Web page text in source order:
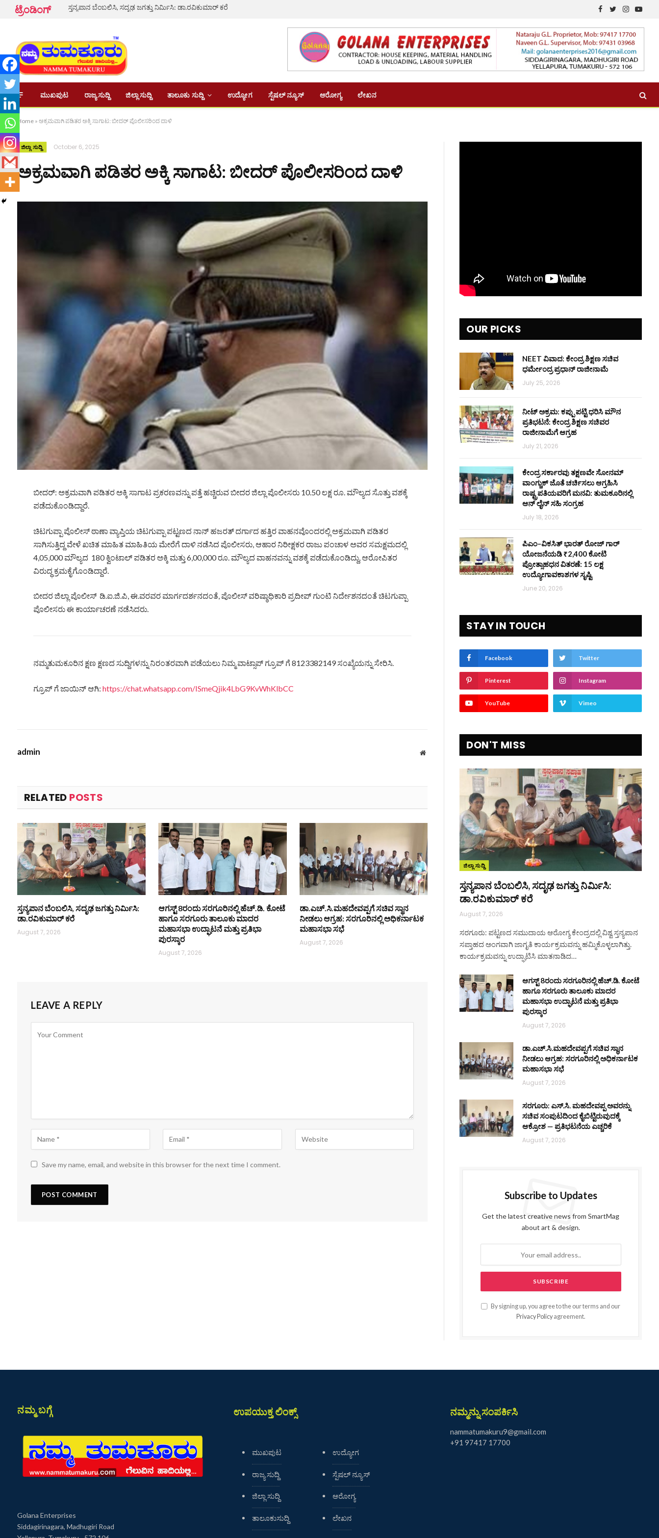
ಟ್ರೆಂಡಿಂಗ್ ಸ್ತನ್ಯಪಾನ ಬೆಂಬಲಿಸಿ, ಸದೃಢ ಜಗತ್ತು ನಿರ್ಮಿಸಿ: ಡಾ.ರವಿಕುಮಾರ್ ಕರೆ
Facebook
TwitterInstagram
ಮುಖಪುಟ ರಾಜ್ಯ ಸುದ್ದಿ ಜಿಲ್ಲಾ ಸುದ್ದಿ ತಾಲೂಕು ಸುದ್ದಿ ಉದ್ಯೋಗ ಸ್ಪೆಷಲ್ ನ್ಯೂಸ್ ಆರೋಗ್ಯ ಲೇಖನ
Home » ಅಕ್ರಮವಾಗಿ ಪಡಿತರ ಅಕ್ಕಿ ಸಾಗಾಟ: ಬೀದರ್ ಪೊಲೀಸರಿಂದ ದಾಳಿ
ಜಿಲ್ಲಾ ಸುದ್ದಿ October 6, 2025
ಅಕ್ರಮವಾಗಿ ಪಡಿತರ ಅಕ್ಕಿ ಸಾಗಾಟ: ಬೀದರ್ ಪೊಲೀಸರಿಂದ ದಾಳಿ
ಬೀದರ್: ಅಕ್ರಮವಾಗಿ ಪಡಿತರ ಅಕ್ಕಿ ಸಾಗಾಟ ಪ್ರಕರಣವನ್ನು ಪತ್ತೆ ಹಚ್ಚಿರುವ ಬೀದರ ಜಿಲ್ಲಾ ಪೊಲೀಸರು 10.50 ಲಕ್ಷ ರೂ. ಮೌಲ್ಯದ ಸೊತ್ತು ವಶಕ್ಕೆ
ಪಡೆದುಕೊಂಡಿದ್ದಾರೆ.
ಚಿಟಗುಪ್ಪಾ ಪೊಲೀಸ್ ಠಾಣಾ ವ್ಯಾಪ್ತಿಯ ಚಿಟಗುಪ್ಪಾ ಪಟ್ಟಣದ ನಾನ್ ಹಜರತ್ ದರ್ಗಾದ ಹತ್ತಿರ ವಾಹನವೊಂದರಲ್ಲಿ ಅಕ್ರಮವಾಗಿ ಪಡಿತರ
ಸಾಗಿಸುತ್ತಿದ್ದ ವೇಳೆ ಖಚಿತ ಮಾಹಿತ ಮಾಹಿತಿಯ ಮೇರೆಗೆ ದಾಳಿ ನಡೆಸಿದ ಪೊಲೀಸರು, ಆಹಾರ ನಿರೀಕ್ಷಕರ ರಾಜು ಪಂಚಾಳ ಅವರ ಸಮಕ್ಷಮದಲ್ಲಿ
4,05,000 ಮೌಲ್ಯದ 180 ಕ್ವಿಂಟಾಲ್ ಪಡಿತರ ಅಕ್ಕಿ ಮತ್ತು 6,00,000 ರೂ. ಮೌಲ್ಯದ ವಾಹನವನ್ನು ವಶಕ್ಕೆ ಪಡೆದುಕೊಂಡಿದ್ದು, ಆರೋಪಿತರ
ವಿರುದ್ಧ ಕ್ರಮಕೈಗೊಂಡಿದ್ದಾರೆ.
ಬೀದರ ಜಿಲ್ಲಾ ಪೊಲೀಸ್ ಡಿ.ಐ.ಜಿ.ಪಿ, ಈ.ವರವರ ಮಾರ್ಗದರ್ಶನದಂತೆ, ಪೊಲೀಸ್ ವರಿಷ್ಠಾಧಿಕಾರಿ ಪ್ರದೀಪ್ ಗುಂಟಿ ನಿರ್ದೇಶನದಂತೆ ಚಿಟಗುಪ್ಪಾ
ಪೊಲೀಸರು ಈ ಕಾರ್ಯಾಚರಣೆ ನಡೆಸಿದರು.
ನಮ್ಮತುಮಕೂರಿನ ಕ್ಷಣ ಕ್ಷಣದ ಸುದ್ದಿಗಳನ್ನು ನಿರಂತರವಾಗಿ ಪಡೆಯಲು ನಿಮ್ಮ ವಾಟ್ಸಾಪ್ ಗ್ರೂಪ್ ಗೆ 8123382149 ಸಂಖ್ಯೆಯನ್ನು ಸೇರಿಸಿ.
ಗ್ರೂಪ್ ಗೆ ಜಾಯಿನ್ ಆಗಿ: https://chat.whatsapp.com/ISmeQjik4LbG9KvWhKlbCC
admin Website
RELATED POSTS
ಸ್ತನ್ಯಪಾನ ಬೆಂಬಲಿಸಿ, ಸದೃಢ ಜಗತ್ತು ನಿರ್ಮಿಸಿ:
ಡಾ.ರವಿಕುಮಾರ್ ಕರೆ
August 7, 2026
ಆಗಸ್ಟ್ 8ರಂದು ಸರಗೂರಿನಲ್ಲಿ ಹೆಚ್.ಡಿ. ಕೋಟೆ
ಹಾಗೂ ಸರಗೂರು ತಾಲೂಕು ಮಾದರ
ಮಹಾಸಭಾ ಉದ್ಘಾಟನೆ ಮತ್ತು ಪ್ರತಿಭಾ
ಪುರಸ್ಕಾರ
August 7, 2026
ಡಾ.ಎಚ್.ಸಿ.ಮಹದೇವಪ್ಪಗೆ ಸಚಿವ ಸ್ಥಾನ
ನೀಡಲು ಆಗ್ರಹ: ಸರಗೂರಿನಲ್ಲಿ ಅಧಿಕರ್ನಾಟಕ
ಮಹಾಸಭಾ ಸಭೆ
August 7, 2026
LEAVE A REPLY
Save my name, email, and website in this browser for the next time I comment.
OUR PICKS
NEET ವಿವಾದ: ಕೇಂದ್ರ ಶಿಕ್ಷಣ ಸಚಿವ
ಧರ್ಮೇಂದ್ರ ಪ್ರಧಾನ್ ರಾಜೀನಾಮೆ
July 25, 2026
ನೀಟ್ ಅಕ್ರಮ: ಕಪ್ಪು ಪಟ್ಟಿ ಧರಿಸಿ ಮೌನ
ಪ್ರತಿಭಟನೆ: ಕೇಂದ್ರ ಶಿಕ್ಷಣ ಸಚಿವರ
ರಾಜೀನಾಮೆಗೆ ಆಗ್ರಹ
July 21, 2026
ಕೇಂದ್ರ ಸರ್ಕಾರವು ತಕ್ಷಣವೇ ಸೋನಮ್
ವಾಂಗ್ಚುಕ್ ಜೊತೆ ಚರ್ಚಿಸಲು ಆಗ್ರಹಿಸಿ
ರಾಷ್ಟ್ರಪತಿಯವರಿಗೆ ಮನವಿ: ತುಮಕೂರಿನಲ್ಲಿ
ಆನ್‌ ಲೈನ್ ಸಹಿ ಸಂಗ್ರಹ
July 18, 2026
ಪಿಎಂ–ವಿಕಸಿತ್ ಭಾರತ್ ರೋಜ್‌ ಗಾರ್
ಯೋಜನೆಯಡಿ ₹2,400 ಕೋಟಿ
ಪ್ರೋತ್ಸಾಹಧನ ವಿತರಣೆ: 15 ಲಕ್ಷ
ಉದ್ಯೋಗಾವಕಾಶಗಳ ಸೃಷ್ಟಿ
June 20, 2026
STAY IN TOUCH
Facebook Twitter
Pinterest Instagram
YouTube Vimeo
DON'T MISS
ಜಿಲ್ಲಾ ಸುದ್ದಿ
ಸ್ತನ್ಯಪಾನ ಬೆಂಬಲಿಸಿ, ಸದೃಢ ಜಗತ್ತು ನಿರ್ಮಿಸಿ:
ಡಾ.ರವಿಕುಮಾರ್ ಕರೆ
August 7, 2026
ಸರಗೂರು: ಪಟ್ಟಣದ ಸಮುದಾಯ ಆರೋಗ್ಯ ಕೇಂದ್ರದಲ್ಲಿ ವಿಶ್ವ ಸ್ತನ್ಯಪಾನ
ಸಪ್ತಾಹದ ಅಂಗವಾಗಿ ಜಾಗೃತಿ ಕಾರ್ಯಕ್ರಮವನ್ನು ಹಮ್ಮಿಕೊಳ್ಳಲಾಗಿತ್ತು.
ಕಾರ್ಯಕ್ರಮವನ್ನು ಉದ್ಘಾಟಿಸಿ ಮಾತನಾಡಿದ…
ಆಗಸ್ಟ್ 8ರಂದು ಸರಗೂರಿನಲ್ಲಿ ಹೆಚ್.ಡಿ. ಕೋಟೆ
ಹಾಗೂ ಸರಗೂರು ತಾಲೂಕು ಮಾದರ
ಮಹಾಸಭಾ ಉದ್ಘಾಟನೆ ಮತ್ತು ಪ್ರತಿಭಾ
ಪುರಸ್ಕಾರ
August 7, 2026
ಡಾ.ಎಚ್.ಸಿ.ಮಹದೇವಪ್ಪಗೆ ಸಚಿವ ಸ್ಥಾನ
ನೀಡಲು ಆಗ್ರಹ: ಸರಗೂರಿನಲ್ಲಿ ಅಧಿಕರ್ನಾಟಕ
ಮಹಾಸಭಾ ಸಭೆ
August 7, 2026
ಸರಗೂರು: ಎಸ್.ಸಿ. ಮಹದೇವಪ್ಪ ಅವರನ್ನು
ಸಚಿವ ಸಂಪುಟದಿಂದ ಕೈಬಿಟ್ಟಿರುವುದಕ್ಕೆ
ಆಕ್ರೋಶ — ಪ್ರತಿಭಟನೆಯ ಎಚ್ಚರಿಕೆ
August 7, 2026
Subscribe to Updates
Get the latest creative news from SmartMag
about art & design.
By signing up, you agree to the our terms and our
Privacy Policyagreement.
ನಮ್ಮ ಬಗ್ಗೆ
Golana Enterprises
Siddagirinagara, Madhugiri Road
ಉಪಯುಕ್ತ ಲಿಂಕ್ಸ್
ಮುಖಪುಟ
ರಾಜ್ಯ ಸುದ್ದಿ
ಜಿಲ್ಲಾ ಸುದ್ದಿ
ತಾಲೂಕುಸುದ್ದಿ
ಉದ್ಯೋಗ
ಸ್ಪೆಷಲ್ ನ್ಯೂಸ್
ಆರೋಗ್ಯ
ಲೇಖನ
ನಮ್ಮನ್ನು ಸಂಪರ್ಕಿಸಿ
nammatumakuru9@gmail.com
+91 97417 17700